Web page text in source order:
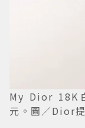
My Dior 18K
元。圖／Dior